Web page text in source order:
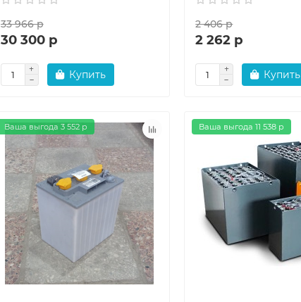
33 966 р
30 300 р
Купить
2 406 р
2 262 р
Купить
Ваша выгода 3 552 р Ваша выгода 11 538 р